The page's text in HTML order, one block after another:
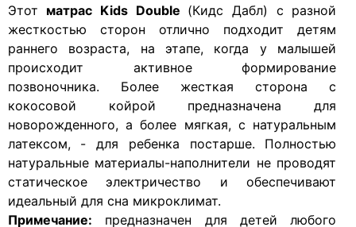
Этот матрас Kids Double (Кидс Дабл) с разной
жесткостью сторон отлично подходит детям
раннего возраста, на этапе, когда у малышей
происходит активное формирование
позвоночника. Более жесткая сторона с
кокосовой койрой предназначена для
новорожденного, а более мягкая, с натуральным
латексом, - для ребенка постарше. Полностью
натуральные материалы-наполнители не проводят
статическое электричество и обеспечивают
идеальный для сна микроклимат.
Примечание: предназначен для детей любого